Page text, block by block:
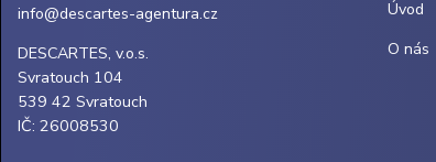
info@descartes-agentura.cz
DESCARTES, v.o.s.
Svratouch 104
539 42 Svratouch
IČ: 26008530
Úvod
O nás